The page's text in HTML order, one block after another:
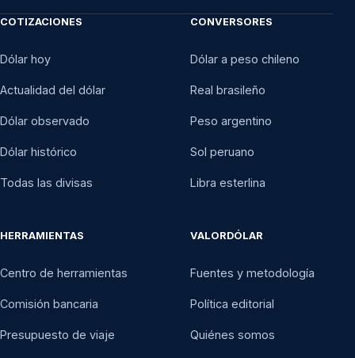
COTIZACIONES
Dólar hoy
Actualidad del dólar
Dólar observado
Dólar histórico
Todas las divisas
CONVERSORES
Dólar a peso chileno
Real brasileño
Peso argentino
Sol peruano
Libra esterlina
HERRAMIENTAS
Centro de herramientas
Comisión bancaria
Presupuesto de viaje
VALORDÓLAR
Fuentes y metodología
Política editorial
Quiénes somos